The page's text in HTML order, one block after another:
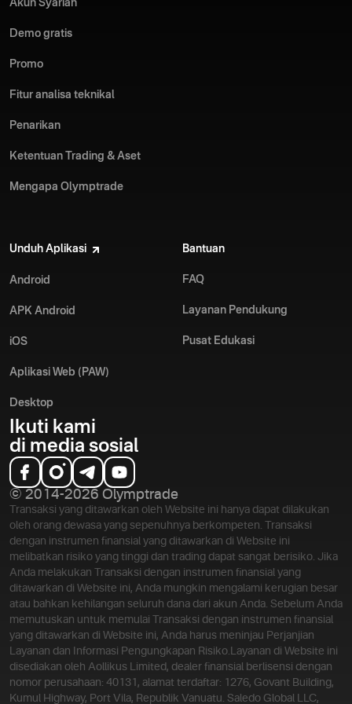
Akun Syariah
Demo gratis
Promo
Fitur analisa teknikal
Penarikan
Ketentuan Trading & Aset
Mengapa Olymptrade
Unduh Aplikasi
Android
APK Android
iOS
Aplikasi Web (PAW)
Desktop
Bantuan
FAQ
Layanan Pendukung
Pusat Edukasi
Ikuti kami
di media sosial
© 2014-2026 Olymptrade
Transaksi yang ditawarkan oleh Website ini hanya dapat dilakukan
oleh orang dewasa yang sepenuhnya berkompeten. Transaksi
dengan instrumen finansial yang ditawarkan di Website ini
melibatkan risiko yang tinggi dan trading dapat sangat berisiko. Jika
Anda melakukan Transaksi dengan instrumen finansial yang
ditawarkan di Website ini, Anda mungkin mengalami kerugian besar
atau bahkan kehilangan seluruh dana dari akun Anda. Sebelum Anda
memutuskan untuk memulai Transaksi dengan instrumen finansial
yang ditawarkan di Website ini, Anda harus meninjau Perjanjian
Layanan dan Informasi Pengungkapan Risiko. Layanan di Website ini
disediakan oleh Aollikus Limited, dealer finansial berlisensi dengan
nomor perusahaan: 40131, alamat terdaftar: 1276, Govant Building,
Kumul Highway, Port Vila, Republik Vanuatu. Saledo Global LLC,